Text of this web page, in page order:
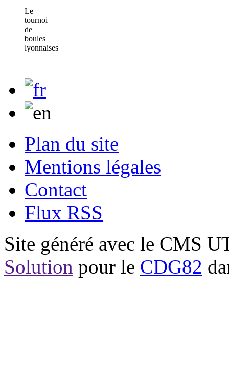
Le
tournoi
de
boules
lyonnaises
Plan du site
Mentions légales
Contact
Flux RSS
Site généré avec le CMS
Solution pour le CDG82